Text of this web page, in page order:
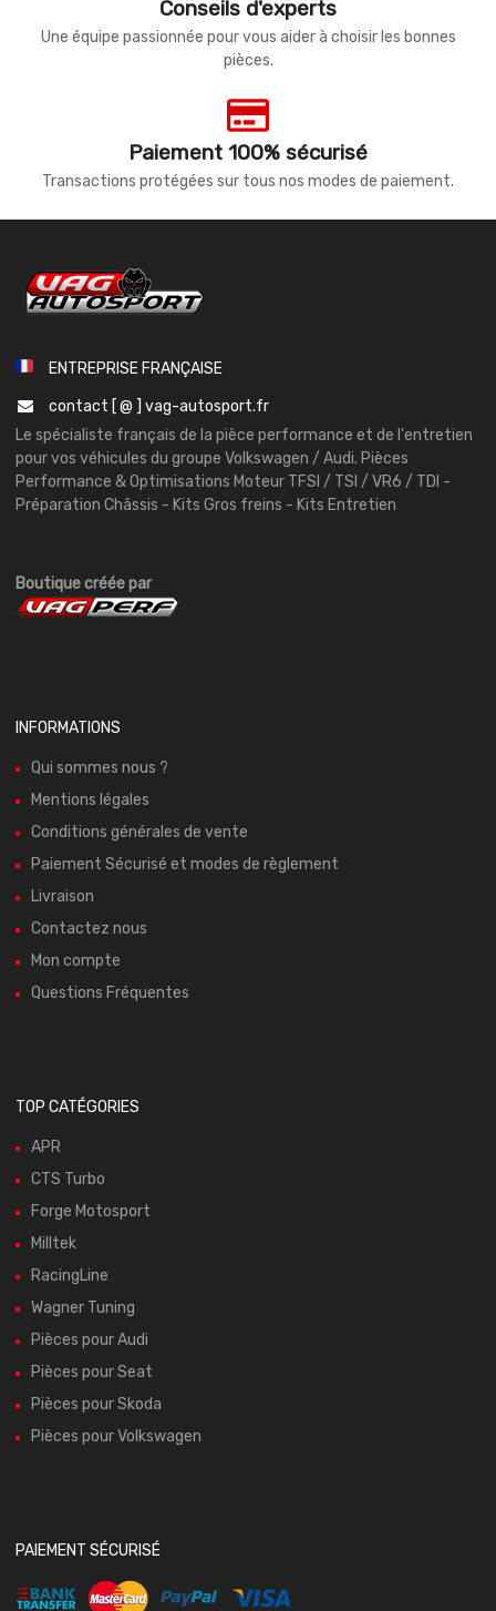
Conseils d'experts
Une équipe passionnée pour vous aider à choisir les bonnes
pièces.
Paiement 100% sécurisé
Transactions protégées sur tous nos modes de paiement.
ENTREPRISE FRANÇAISE
contact [ @ ] vag-autosport.fr
Le spécialiste français de la pièce performance et de l'entretien
pour vos véhicules du groupe Volkswagen / Audi. Pièces
Performance & Optimisations Moteur TFSI / TSI / VR6 / TDI -
Préparation Châssis - Kits Gros freins - Kits Entretien
Boutique créée par
INFORMATIONS
Qui sommes nous ?
Mentions légales
Conditions générales de vente
Paiement Sécurisé et modes de règlement
Livraison
Contactez nous
Mon compte
Questions Fréquentes
TOP CATÉGORIES
APR
CTS Turbo
Forge Motosport
Milltek
RacingLine
Wagner Tuning
Pièces pour Audi
Pièces pour Seat
Pièces pour Skoda
Pièces pour Volkswagen
PAIEMENT SÉCURISÉ